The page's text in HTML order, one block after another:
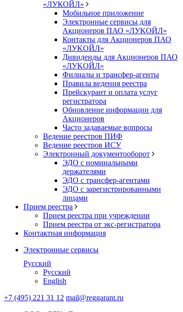
«ЛУКОЙЛ»
Мобильное приложение
Электронные сервисы для
Акционеров ПАО «ЛУKOЙЛ»
Контакты для Акционеров ПАО
«ЛУKOЙЛ»
Дивиденды для Акционеров ПАО
«ЛУKOЙЛ»
Филиалы и трансфер-агенты
Правила ведения реестра
Прейскурант и оплата услуг
регистратора
Обновление информации для
Акционеров
Часто задаваемые вопросы
Ведение реестров ПИФ
Ведение реестров ИСУ
Электронный документооборот
ЭДО с номинальными
держателями
ЭДО с трансфер-агентами
ЭДО с зарегистрированными
лицами
Прием реестра
Прием реестра при учреждении
Прием реестра от экс-регистратора
Контактная информация
Электронные сервисы
Русский
Русский
English
+7 (495) 221 31 12 mail@reggarant.ru